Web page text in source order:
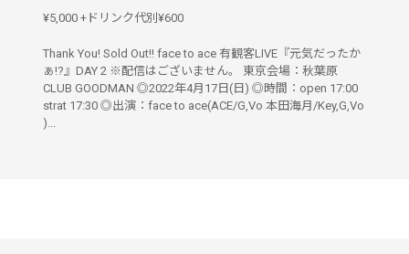
¥5,000 +ドリンク代別¥600
Thank You! Sold Out!! face to ace 有観客LIVE『元気だったか
ぁ!?』DAY 2 ※配信はございません。 東京会場：秋葉原
CLUB GOODMAN ◎2022年4月17日(日) ◎時間：open 17:00
strat 17:30 ◎出演：face to ace(ACE/G,Vo 本田海月/Key,G,Vo
)...